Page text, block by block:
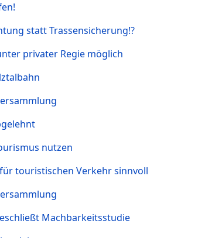
statt Trassensicherung!?
privater Regie möglich
nutzen
touristischen Verkehr sinnvoll
Machbarkeitsstudie